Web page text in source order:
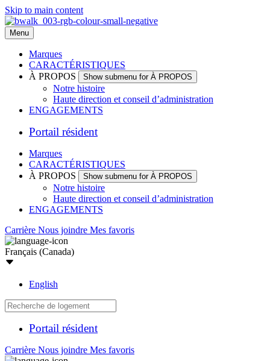
Skip to main content
Menu
Marques
CARACTÉRISTIQUES
À PROPOS
Show submenu for À PROPOS
Notre histoire
Haute direction et conseil d’administration
ENGAGEMENTS
Portail résident
Marques
CARACTÉRISTIQUES
À PROPOS
Show submenu for À PROPOS
Notre histoire
Haute direction et conseil d’administration
ENGAGEMENTS
Carrière Nous joindre Mes favoris
Français (Canada)
English
Portail résident
Carrière Nous joindre Mes favoris